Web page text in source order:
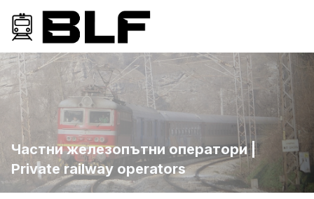
Частни железопътни оператори |
Private railway operators